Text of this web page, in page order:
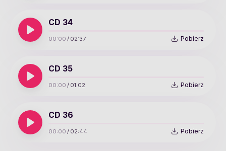
CD 34
00:00 / 02:37 Pobierz
CD 35
00:00 / 01:02 Pobierz
CD 36
00:00 / 02:44 Pobierz